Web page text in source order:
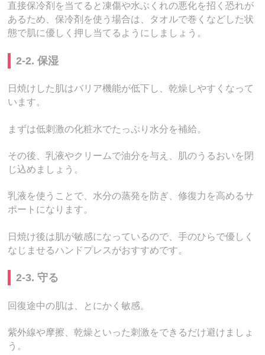
直接保冷剤を当てると凍傷や水ぶくれの悪化を招く恐れが
あるため、保冷剤を使う場合は、タオルで巻くなどした状
態で肌に優しく押し当てるようにしましょう。
2-2. 保湿
日焼けした肌はバリア機能が低下し、乾燥しやすくなって
います。
まずは低刺激の化粧水でたっぷり水分を補給。
その後、乳液やクリームで油分を与え、肌のうるおいを閉
じ込めましょう。
乳液を使うことで、水分の蒸発を防ぎ、修復力を高めるサ
ポートになります。
日焼け後は肌が敏感になっているので、手のひらで優しく
なじませるハンドプレスがおすすめです。
2-3. 守る
回復途中の肌は、とにかく敏感。
紫外線や摩擦、乾燥といった刺激をできるだけ避けましょ
う。